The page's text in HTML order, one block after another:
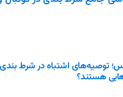
توصیه‌های اشتباه در شرط بندی
هستند؟